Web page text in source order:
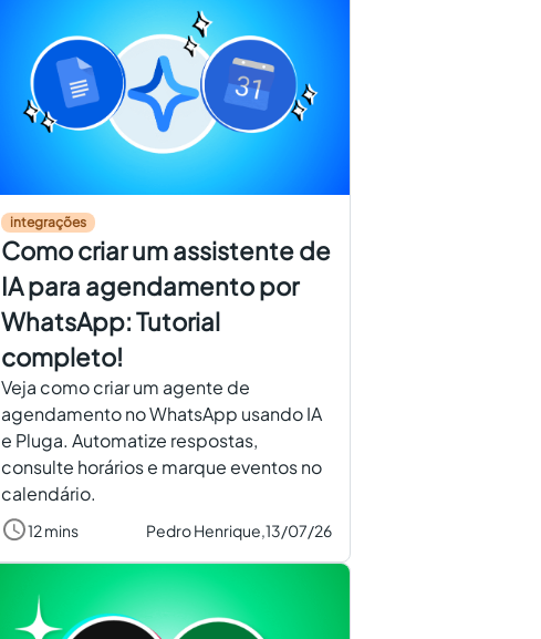
integrações
Como criar um assistente de
IA para agendamento por
WhatsApp: Tutorial
completo!
Veja como criar um agente de
agendamento no WhatsApp usando IA
e Pluga. Automatize respostas,
consulte horários e marque eventos no
calendário.
12 mins Pedro Henrique, 13/07/26